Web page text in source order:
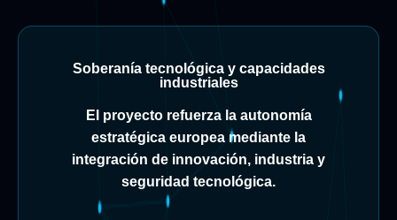
Soberanía tecnológica y capacidades
industriales
El proyecto refuerza la autonomía
estratégica europea mediante la
integración de innovación, industria y
seguridad tecnológica.